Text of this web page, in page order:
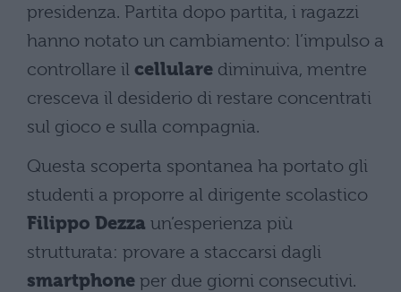
presidenza. Partita dopo partita, i ragazzi
hanno notato un cambiamento: l’impulso a
controllare il cellulare diminuiva, mentre
cresceva il desiderio di restare concentrati
sul gioco e sulla compagnia.
Questa scoperta spontanea ha portato gli
studenti a proporre al dirigente scolastico
Filippo Dezza un’esperienza più
strutturata: provare a staccarsi dagli
smartphone per due giorni consecutivi.